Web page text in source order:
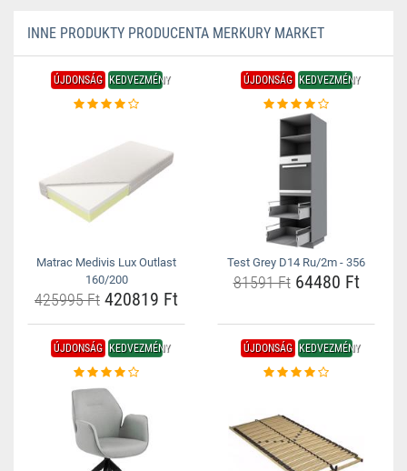
INNE PRODUKTY PRODUCENTA MERKURY MARKET
ÚJDONSÁG KEDVEZMÉNY
Matrac Medivis Lux Outlast
160/200
425995 Ft 420819 Ft
ÚJDONSÁG KEDVEZMÉNY
Test Grey D14 Ru/2m - 356
81591 Ft64480 Ft
ÚJDONSÁG KEDVEZMÉNY ÚJDONSÁG KEDVEZMÉNY